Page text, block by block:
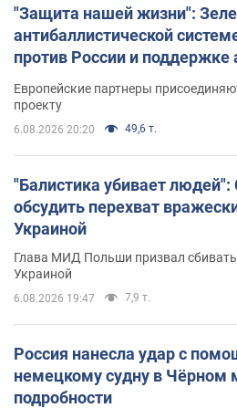
"Защита нашей жизни":
антибаллистической
против России и поддержке
Европейские партнеры
проекту
6.08.2026 20:20 49,6 т.
"Балистика убивает людей":
обсудить перехват
Украиной
Глава МИД Польши призвал
Украиной
6.08.2026 19:47 7,9 т.
Россия нанесла удар с
немецкому судну в Чёрном
подробности